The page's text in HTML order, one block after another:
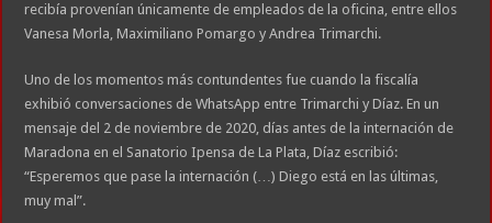
recibía provenían únicamente de empleados de la oficina, entre ellos
Vanesa Morla, Maximiliano Pomargo y Andrea Trimarchi.
Uno de los momentos más contundentes fue cuando la fiscalía
exhibió conversaciones de WhatsApp entre Trimarchi y Díaz. En un
mensaje del 2 de noviembre de 2020, días antes de la internación de
Maradona en el Sanatorio Ipensa de La Plata, Díaz escribió:
“Esperemos que pase la internación (…) Diego está en las últimas,
muy mal”.